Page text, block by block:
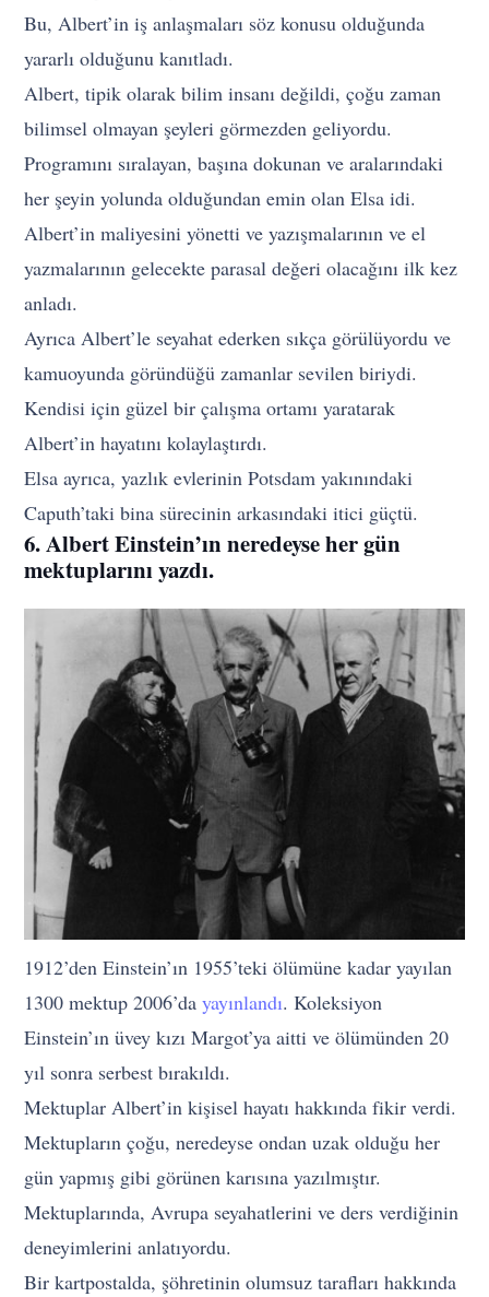
Bu, Albert’in iş anlaşmaları söz konusu olduğunda
yararlı olduğunu kanıtladı.
Albert, tipik olarak bilim insanı değildi, çoğu zaman
bilimsel olmayan şeyleri görmezden geliyordu.
Programını sıralayan, başına dokunan ve aralarındaki
her şeyin yolunda olduğundan emin olan Elsa idi.
Albert’in maliyesini yönetti ve yazışmalarının ve el
yazmalarının gelecekte parasal değeri olacağını ilk kez
anladı.
Ayrıca Albert’le seyahat ederken sıkça görülüyordu ve
kamuoyunda göründüğü zamanlar sevilen biriydi.
Kendisi için güzel bir çalışma ortamı yaratarak
Albert’in hayatını kolaylaştırdı.
Elsa ayrıca, yazlık evlerinin Potsdam yakınındaki
Caputh’taki bina sürecinin arkasındaki itici güçtü.
6. Albert Einstein’ın neredeyse her gün
mektuplarını yazdı.
1912’den Einstein’ın 1955’teki ölümüne kadar yayılan
1300 mektup 2006’dayayınlandı. Koleksiyon
Einstein’ın üvey kızı Margot’ya aitti ve ölümünden 20
yıl sonra serbest bırakıldı.
Mektuplar Albert’in kişisel hayatı hakkında fikir verdi.
Mektupların çoğu, neredeyse ondan uzak olduğu her
gün yapmış gibi görünen karısına yazılmıştır.
Mektuplarında, Avrupa seyahatlerini ve ders verdiğinin
deneyimlerini anlatıyordu.
Bir kartpostalda, şöhretinin olumsuz tarafları hakkında